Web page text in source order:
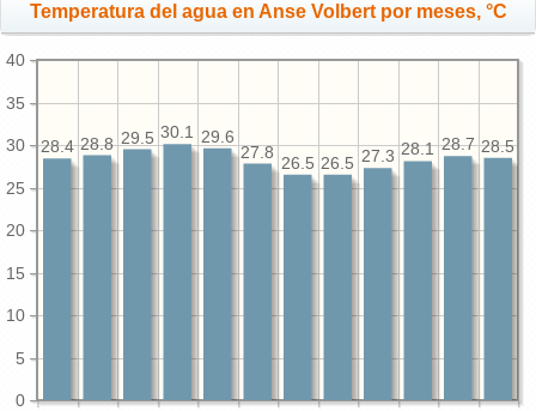
Temperatura del agua en Anse Volbert por meses, °C
0
5
10
15
20
25
30
35
40
28.5
28.7
28.1
27.3
26.5
26.5
27.8
29.6
30.1
29.5
28.8
28.4